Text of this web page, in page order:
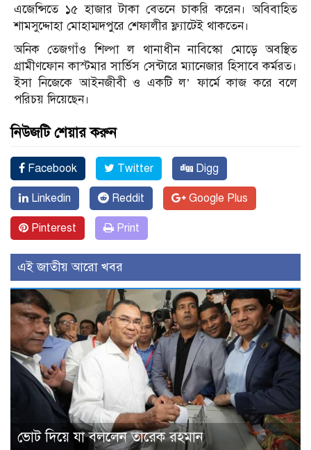
এজেন্সিতে ১৫ হাজার টাকা বেতনে চাকরি করেন। অবিবাহিত
শামসুদ্দোহা মোহাম্মদপুরে শেফালীর ফ্ল্যাটেই থাকতেন।
অনিক তেজগাঁও শিল্পা ল থানাধীন নাবিস্কো মোড়ে অবস্থিত
গ্রামীণফোন কাস্টমার সার্ভিস সেন্টারে ম্যানেজার হিসাবে কর্মরত।
ইসা নিজেকে আইনজীবী ও একটি ল’ ফার্মে কাজ করে বলে
পরিচয় দিয়েছেন।
নিউজটি শেয়ার করুন
Facebook Twitter Digg
Linkedin Reddit Google Plus
Pinterest Print
এই জাতীয় আরো খবর
ভােট দিয়ে যা বললেন তারেক রহমান